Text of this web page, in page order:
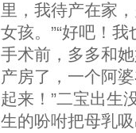
里，我待产在家
女孩。”“好吧！
手术前，多多和
产房了，一个阿
起来！”二宝出生
生的吩咐把母乳